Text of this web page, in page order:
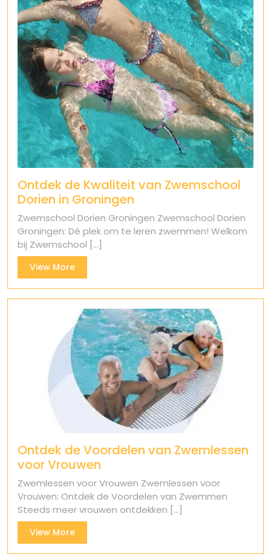
Ontdek de Kwaliteit van Zwemschool
Dorien in Groningen
Zwemschool Dorien Groningen Zwemschool Dorien
Groningen: Dé plek om te leren zwemmen! Welkom
bij Zwemschool [...]
View MoreView
More
Ontdek de Voordelen van Zwemlessen
voor Vrouwen
Zwemlessen voor Vrouwen Zwemlessen voor
Vrouwen: Ontdek de Voordelen van Zwemmen
Steeds meer vrouwen ontdekken [...]
View MoreView
More